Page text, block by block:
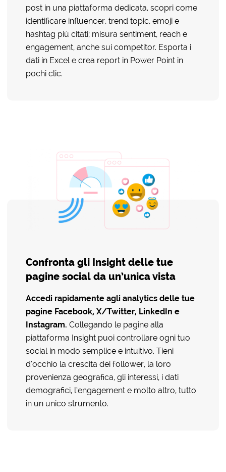
post in una piattaforma dedicata, scopri come
identificare influencer, trend topic, emoji e
hashtag più citati; misura sentiment, reach e
engagement, anche sui competitor. Esporta i
dati in Excel e crea report in Power Point in
pochi clic.
Confronta gli Insight delle tue
pagine social da un’unica vista
Accedi rapidamente aglianalytics delle tue
pagine Facebook, X/Twitter, LinkedIn e
Instagram.Collegando le pagine alla
piattaforma Insight puoi controllare ogni tuo
social in modo semplice e intuitivo. Tieni
d’occhio la crescita dei follower, la loro
provenienza geografica, gli interessi, i dati
demografici, l’engagement e molto altro, tutto
in un unico strumento.